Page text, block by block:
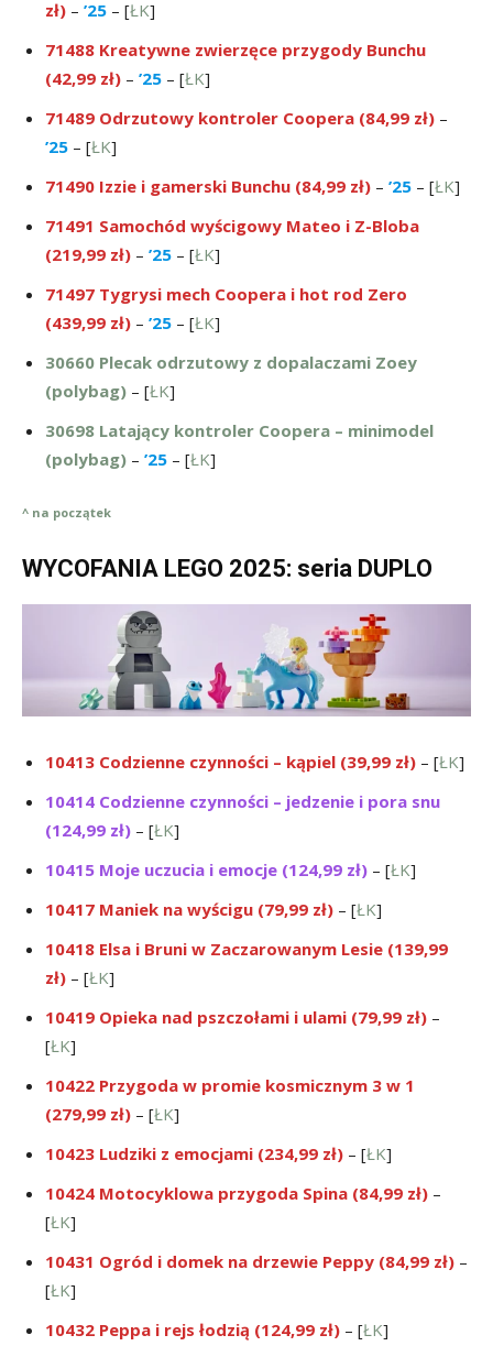
zł) – ’25 – [ŁK]
71488 Kreatywne zwierzęce przygody Bunchu
(42,99 zł) – ’25 – [ŁK]
71489 Odrzutowy kontroler Coopera (84,99 zł) –
’25 – [ŁK]
71490 Izzie i gamerski Bunchu (84,99 zł) – ’25 – [ŁK]
71491 Samochód wyścigowy Mateo i Z-Bloba
(219,99 zł) – ’25 – [ŁK]
71497 Tygrysi mech Coopera i hot rod Zero
(439,99 zł) – ’25 – [ŁK]
30660 Plecak odrzutowy z dopalaczami Zoey
(polybag) – [ŁK]
30698 Latający kontroler Coopera – minimodel
(polybag) – ’25 – [ŁK]
^ na początek
WYCOFANIA LEGO 2025: seria DUPLO
10413 Codzienne czynności – kąpiel (39,99 zł) – [ŁK]
10414 Codzienne czynności – jedzenie i pora snu
(124,99 zł) – [ŁK]
10415 Moje uczucia i emocje (124,99 zł) – [ŁK]
10417 Maniek na wyścigu (79,99 zł) – [ŁK]
10418 Elsa i Bruni w Zaczarowanym Lesie (139,99
zł) – [ŁK]
10419 Opieka nad pszczołami i ulami (79,99 zł) –
[ŁK]
10422 Przygoda w promie kosmicznym 3 w 1
(279,99 zł) – [ŁK]
10423 Ludziki z emocjami (234,99 zł) – [ŁK]
10424 Motocyklowa przygoda Spina (84,99 zł) –
[ŁK]
10431 Ogród i domek na drzewie Peppy (84,99 zł) –
[ŁK]
10432 Peppa i rejs łodzią (124,99 zł) – [ŁK]